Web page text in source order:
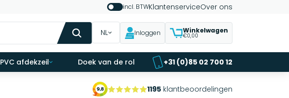
incl. BTWKlantenserviceOver ons
NL Inloggen Winkelwagen
€0,00
PVC afdekzeil Doek van de rol +31 (0)85 02 700 12
1195 klantbeoordelingen